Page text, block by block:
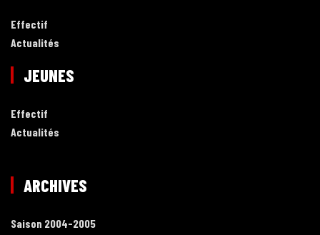
Effectif
Actualités
JEUNES
Effectif
Actualités
ARCHIVES
Saison 2004-2005